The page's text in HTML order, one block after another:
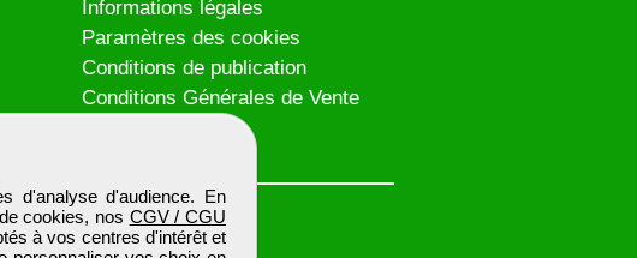
d'analyse d'audience. En
cookies, nos CGV / CGU
à vos centres d'intérêt et
Informations légales
Paramètres des cookies
Conditions de publication
Conditions Générales de Vente